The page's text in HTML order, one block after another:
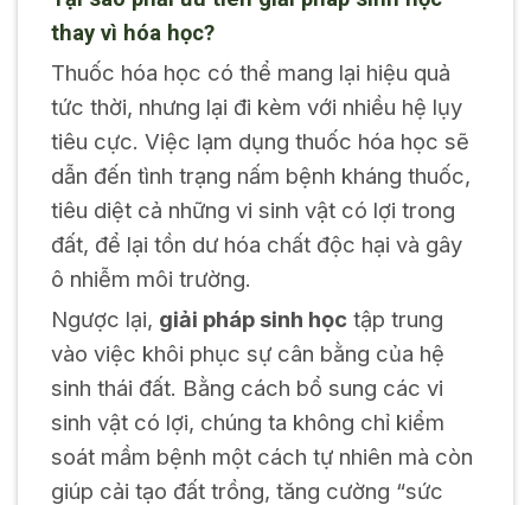
thay vì hóa học?
Thuốc hóa học có thể mang lại hiệu quả
tức thời, nhưng lại đi kèm với nhiều hệ lụy
tiêu cực. Việc lạm dụng thuốc hóa học sẽ
dẫn đến tình trạng nấm bệnh kháng thuốc,
tiêu diệt cả những vi sinh vật có lợi trong
đất, để lại tồn dư hóa chất độc hại và gây
ô nhiễm môi trường.
Ngược lại, giải pháp sinh học tập trung
vào việc khôi phục sự cân bằng của hệ
sinh thái đất. Bằng cách bổ sung các vi
sinh vật có lợi, chúng ta không chỉ kiểm
soát mầm bệnh một cách tự nhiên mà còn
giúp cải tạo đất trồng, tăng cường “sức